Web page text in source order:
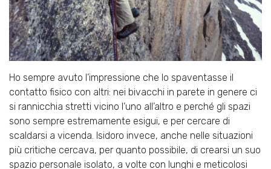
Ho sempre avuto l’impressione che lo spaventasse il
contatto fisico con altri: nei bivacchi in parete in genere ci
si rannicchia stretti vicino l’uno all’altro e perché gli spazi
sono sempre estremamente esigui, e per cercare di
scaldarsi a vicenda. Isidoro invece, anche nelle situazioni
più critiche cercava, per quanto possibile, di crearsi un suo
spazio personale isolato, a volte con lunghi e meticolosi